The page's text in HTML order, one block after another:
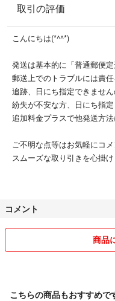
取引の評価
こんにちは(*^^*)
発送は基本的に「普通郵便定
郵送上でのトラブルには責
追跡、日にち指定できません
紛失が不安な方、日にち指定
追加料金プラスで他発送方法
ご不明な点等はお気軽にコ
スムーズな取り引きを心掛け
コメント
商品
こちらの商品もおすすめで